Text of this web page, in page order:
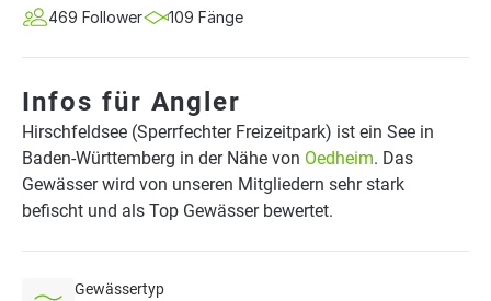
469 Follower 109 Fänge
Infos für Angler
Hirschfeldsee (Sperrfechter Freizeitpark) ist ein See in
Baden-Württemberg in der Nähe von Oedheim. Das
Gewässer wird von unseren Mitgliedern sehr stark
befischt und als Top Gewässer bewertet.
Gewässertyp